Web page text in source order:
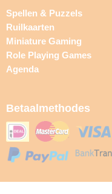
Spellen & Puzzels
Ruilkaarten
Miniature Gaming
Role Playing Games
Agenda
Betaalmethodes